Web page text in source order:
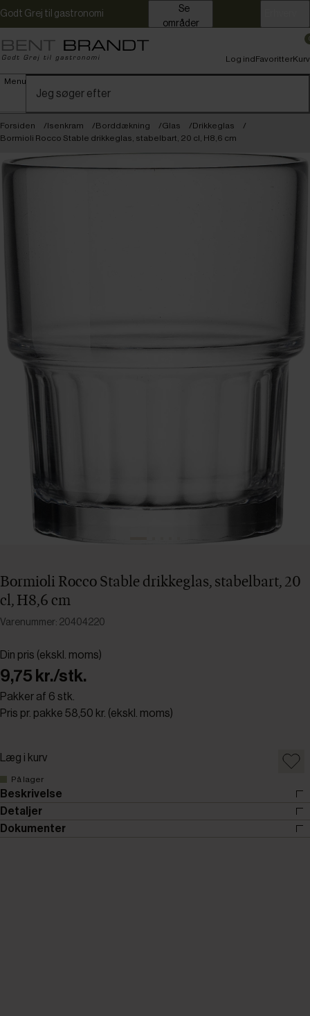
Godt Grej til gastronomi
områder
Menu
Log indFavoritterKurv
Forsiden Isenkram Borddækning Glas
Drikkeglas
Bormioli Rocco Stable drikkeglas, stabelbart, 20 cl, H8,6 cm
Bormioli Rocco Stable drikkeglas, stabelbart, 20
cl, H8,6 cm
Varenummer: 20404220
Din pris (ekskl. moms)
9,75 kr./stk.
Pakker af 6 stk.
Pris pr. pakke 58,50 kr. (ekskl. moms)
Læg i kurv
På lager
Beskrivelse
Detaljer
Dokumenter